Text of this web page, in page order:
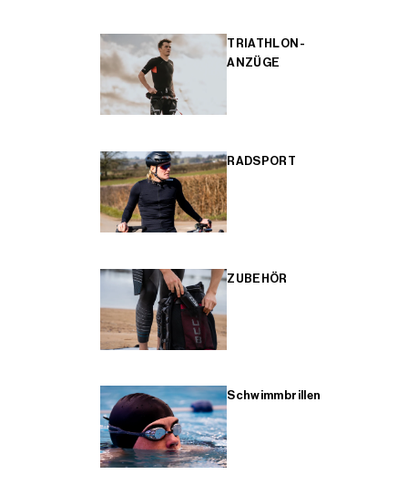
TRIATHLON-
ANZÜGE
RADSPORT
ZUBEHÖR
Schwimmbrillen